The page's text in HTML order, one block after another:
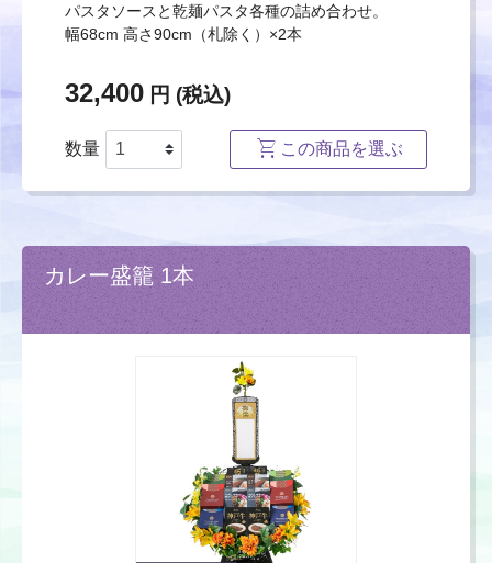
パスタソースと乾麺パスタ各種の詰め合わせ。
幅68cm 高さ90cm（札除く）×2本
32,400 円 (税込)
数量 この商品を選ぶ
カレー盛籠 1本